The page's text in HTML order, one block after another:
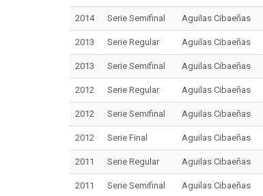
2014 Serie Semifinal Aguilas Cibaeñas
2013 Serie Regular Aguilas Cibaeñas
2013 Serie Semifinal Aguilas Cibaeñas
2012 Serie Regular Aguilas Cibaeñas
2012 Serie Semifinal Aguilas Cibaeñas
2012 Serie Final Aguilas Cibaeñas
2011 Serie Regular Aguilas Cibaeñas
2011 Serie Semifinal Aguilas Cibaeñas